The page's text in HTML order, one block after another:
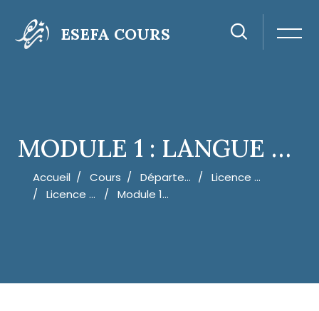
ESEFA COURS
MODULE 1 : LANGUE AMAZIGHE 1 (INITIATION)
Accueil Cours Département De Langues, Sciences Humaines Et Sociales.
Licence D'Éducation - Enseignement Primaire - Option Amazigh
Licence D'Éducation Enseignement Secondaire Amazigh - Semestre 1
Module 1 : Langue Amazighe 1 (Initiation)